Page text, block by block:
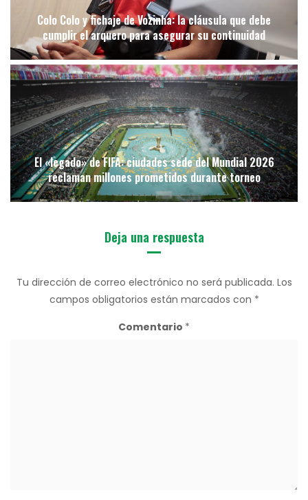
Colo Colo y fichaje de Vozinha: la cláusula que debe
cumplir el arquero para asegurar su continuidad
El «legado» de FIFA: ciudades sede del Mundial 2026
reclaman millones prometidos durante torneo
Deja una respuesta
Tu dirección de correo electrónico no será publicada. Los
campos obligatorios están marcados con *
Comentario *